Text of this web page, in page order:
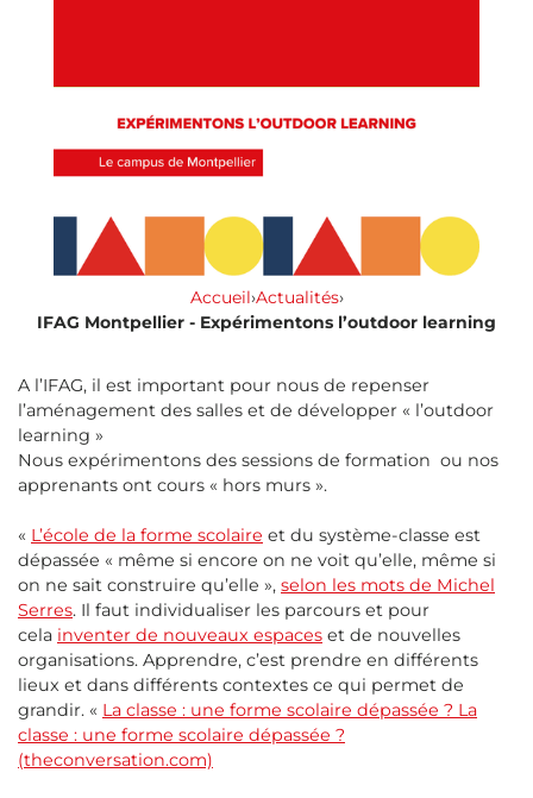
Accueil›Actualités›
IFAG Montpellier - Expérimentons l’outdoor learning
A l’IFAG, il est important pour nous de repenser
l’aménagement des salles et de développer « l’outdoor
learning »
Nous expérimentons des sessions de formation ou nos
apprenants ont cours « hors murs ».
« L’école de la forme scolaire et du système-classe est
dépassée « même si encore on ne voit qu’elle, même si
on ne sait construire qu’elle », selon les mots de Michel
Serres. Il faut individualiser les parcours et pour
cela inventer de nouveaux espaces et de nouvelles
organisations. Apprendre, c’est prendre en différents
lieux et dans différents contextes ce qui permet de
grandir. « La classe : une forme scolaire dépassée ? La
classe : une forme scolaire dépassée ?
(theconversation.com)